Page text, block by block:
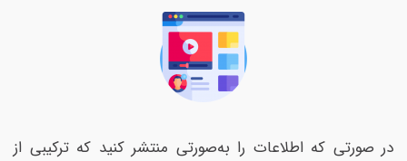
در صورتی که اطلاعات را به‌صورتی منتشر کنید که ترکیبی از